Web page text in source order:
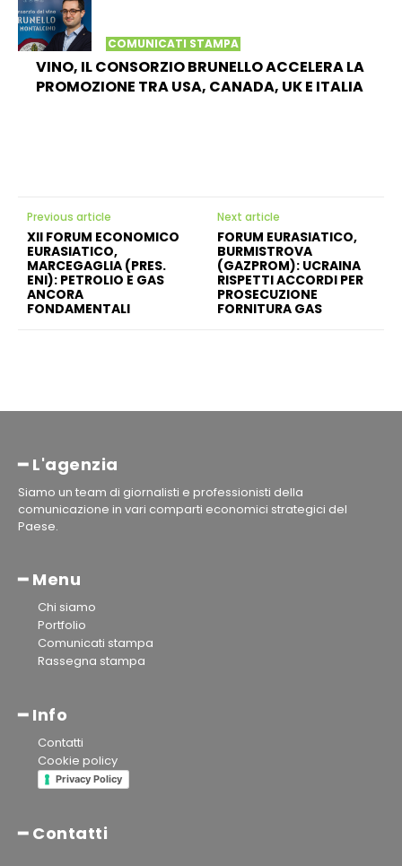
COMUNICATI STAMPA
VINO, IL CONSORZIO BRUNELLO ACCELERA LA
PROMOZIONE TRA USA, CANADA, UK E ITALIA
Previous article
XII FORUM ECONOMICO
EURASIATICO,
MARCEGAGLIA (PRES.
ENI): PETROLIO E GAS
ANCORA
FONDAMENTALI
Next article
FORUM EURASIATICO,
BURMISTROVA
(GAZPROM): UCRAINA
RISPETTI ACCORDI PER
PROSECUZIONE
FORNITURA GAS
━ L'agenzia
Siamo un team di giornalisti e professionisti della
comunicazione in vari comparti economici strategici del
Paese.
━ Menu
Chi siamo
Portfolio
Comunicati stampa
Rassegna stampa
━ Info
Contatti
Cookie policy
Privacy Policy
━ Contatti